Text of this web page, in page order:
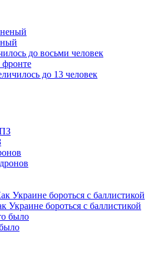
до восьми человек
фронте
до 13 человек
Украине бороться с баллистикой